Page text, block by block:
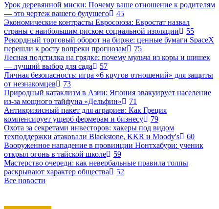
Урок деревянной миски: Почему ваше отношение к родителям
— это чертеж вашего будущего
45
Экономические контрасты Евросоюза: Евростат назвал
страны с наибольшим риском социальной изоляции
55
Рекордный торговый оборот на бирже: ценные бумаги SpaceX
перешли к росту вопреки прогнозам
75
Лесная подстилка на грядке: почему мульча из коры и шишек
— лучший выбор для сада
57
Личная безопасность: игра «6 кругов отношений» для защиты
от незнакомцев
73
Природный катаклизм в Азии: Япония эвакуирует население
из-за мощного тайфуна «Дельфин»
71
Антикризисный пакет для аграриев: Как Греция
компенсирует ущерб фермерам и бизнесу
79
Охота за секретами инвесторов: хакеры под видом
техподдержки атаковали Blackstone, KKR и Moody's
60
Вооруженное нападение в провинции Нонтхабури: ученик
открыл огонь в тайской школе
59
Мастерство очереди: как невербальные правила толпы
раскрывают характер общества
52
Все новости